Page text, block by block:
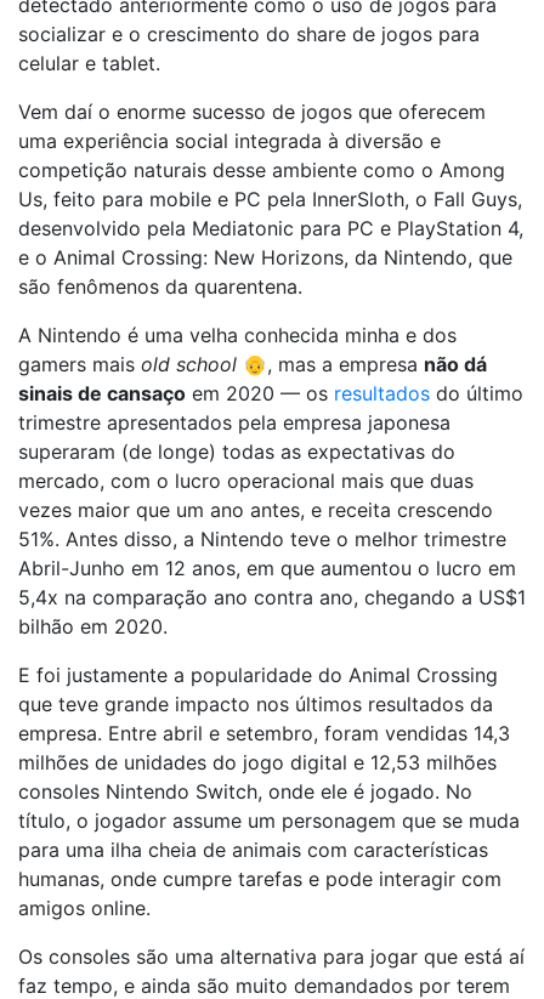
socializar e o crescimento do share de jogos para
celular e tablet.
Vem daí o enorme sucesso de jogos que oferecem
uma experiência social integrada à diversão e
competição naturais desse ambiente como o Among
Us, feito para mobile e PC pela InnerSloth, o Fall Guys,
desenvolvido pela Mediatonic para PC e PlayStation 4,
e o Animal Crossing: New Horizons, da Nintendo, que
são fenômenos da quarentena.
A Nintendo é uma velha conhecida minha e dos
gamers mais old school 👴, mas a empresa não dá
sinais de cansaço em 2020 — os resultados do último
trimestre apresentados pela empresa japonesa
superaram (de longe) todas as expectativas do
mercado, com o lucro operacional mais que duas
vezes maior que um ano antes, e receita crescendo
51%. Antes disso, a Nintendo teve o melhor trimestre
Abril-Junho em 12 anos, em que aumentou o lucro em
5,4x na comparação ano contra ano, chegando a US$1
bilhão em 2020.
E foi justamente a popularidade do Animal Crossing
que teve grande impacto nos últimos resultados da
empresa. Entre abril e setembro, foram vendidas 14,3
milhões de unidades do jogo digital e 12,53 milhões
consoles Nintendo Switch, onde ele é jogado. No
título, o jogador assume um personagem que se muda
para uma ilha cheia de animais com características
humanas, onde cumpre tarefas e pode interagir com
amigos online.
Os consoles são uma alternativa para jogar que está aí
faz tempo, e ainda são muito demandados por terem